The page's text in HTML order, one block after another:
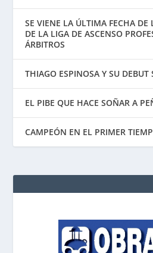
SE VIENE LA ÚLTIMA FECHA DE
DE LA LIGA DE ASCENSO
ÁRBITROS
THIAGO ESPINOSA Y SU DEBUT
EL PIBE QUE HACE SOÑAR A
CAMPEÓN EN EL PRIMER